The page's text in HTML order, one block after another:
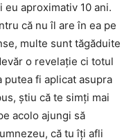
aproximativ 10 ani.
că nu îl are în ea pe
multe sunt tăgăduite
o revelaţie ci totul
fi aplicat asupra
ştiu că te simţi mai
acolo ajungi să
că tu îţi afli